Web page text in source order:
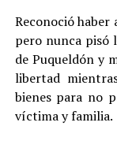
Reconoció haber
pero nunca pisó
de Puqueldón y
libertad
bienes para no
víctima y familia.